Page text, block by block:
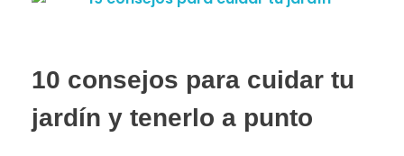
10 consejos para cuidar tu
jardín y tenerlo a punto